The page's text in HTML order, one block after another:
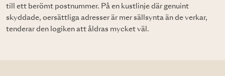
till ett berömt postnummer. På en kustlinje där genuint
skyddade, oersättliga adresser är mer sällsynta än de verkar,
tenderar den logiken att åldras mycket väl.